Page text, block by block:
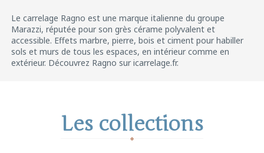
Le carrelage Ragno est une marque italienne du groupe
Marazzi, réputée pour son grès cérame polyvalent et
accessible. Effets marbre, pierre, bois et ciment pour habiller
sols et murs de tous les espaces, en intérieur comme en
extérieur. Découvrez Ragno sur icarrelage.fr.
Les collections